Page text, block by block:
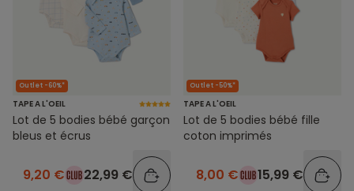
Outlet -60%*
TAPE A L'OEIL
Lot de 5 bodies bébé garçon
bleus et écrus
9,20 € 22,99 €
Outlet -50%*
TAPE A L'OEIL
Lot de 5 bodies bébé fille
coton imprimés
8,00 € 15,99 €